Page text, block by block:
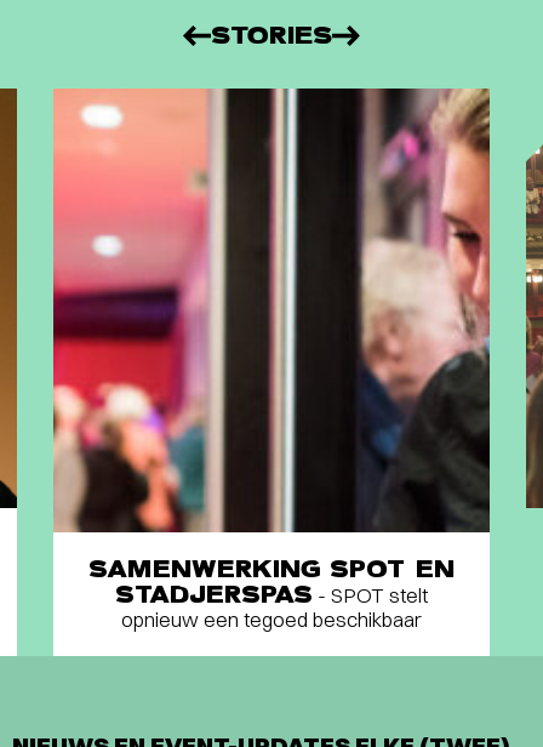
STORIES
SAMENWERKING SPOT EN
STADJERSPAS - SPOT stelt
opnieuw een tegoed beschikbaar